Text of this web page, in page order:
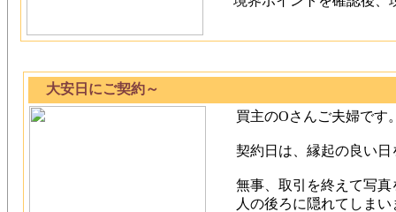
大安日にご契約～
買主のOさんご夫婦です
契約日は、縁起の良い
無事、取引を終えて写
人の後ろに隠れてしまい